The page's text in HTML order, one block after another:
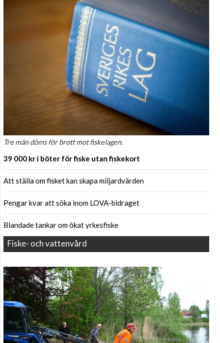
Tre män döms för brott mot fiskelagen.
39 000 kr i böter för fiske utan fiskekort
Att ställa om fisket kan skapa miljardvärden
Pengar kvar att söka inom LOVA-bidraget
Blandade tankar om ökat yrkesfiske
Fiske- och vattenvård